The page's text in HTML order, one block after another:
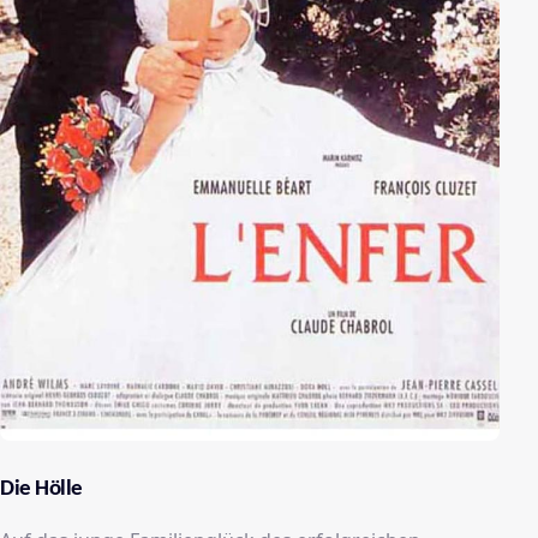
Die Hölle